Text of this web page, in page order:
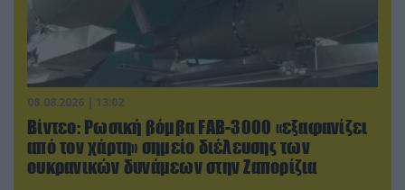
08.08.2026 | 13:02
Βίντεο: Ρωσική βόμβα FAB-3000 «εξαφανίζει
από τον χάρτη» σημείο διέλευσης των
ουκρανικών δυνάμεων στην Ζαπορίζια